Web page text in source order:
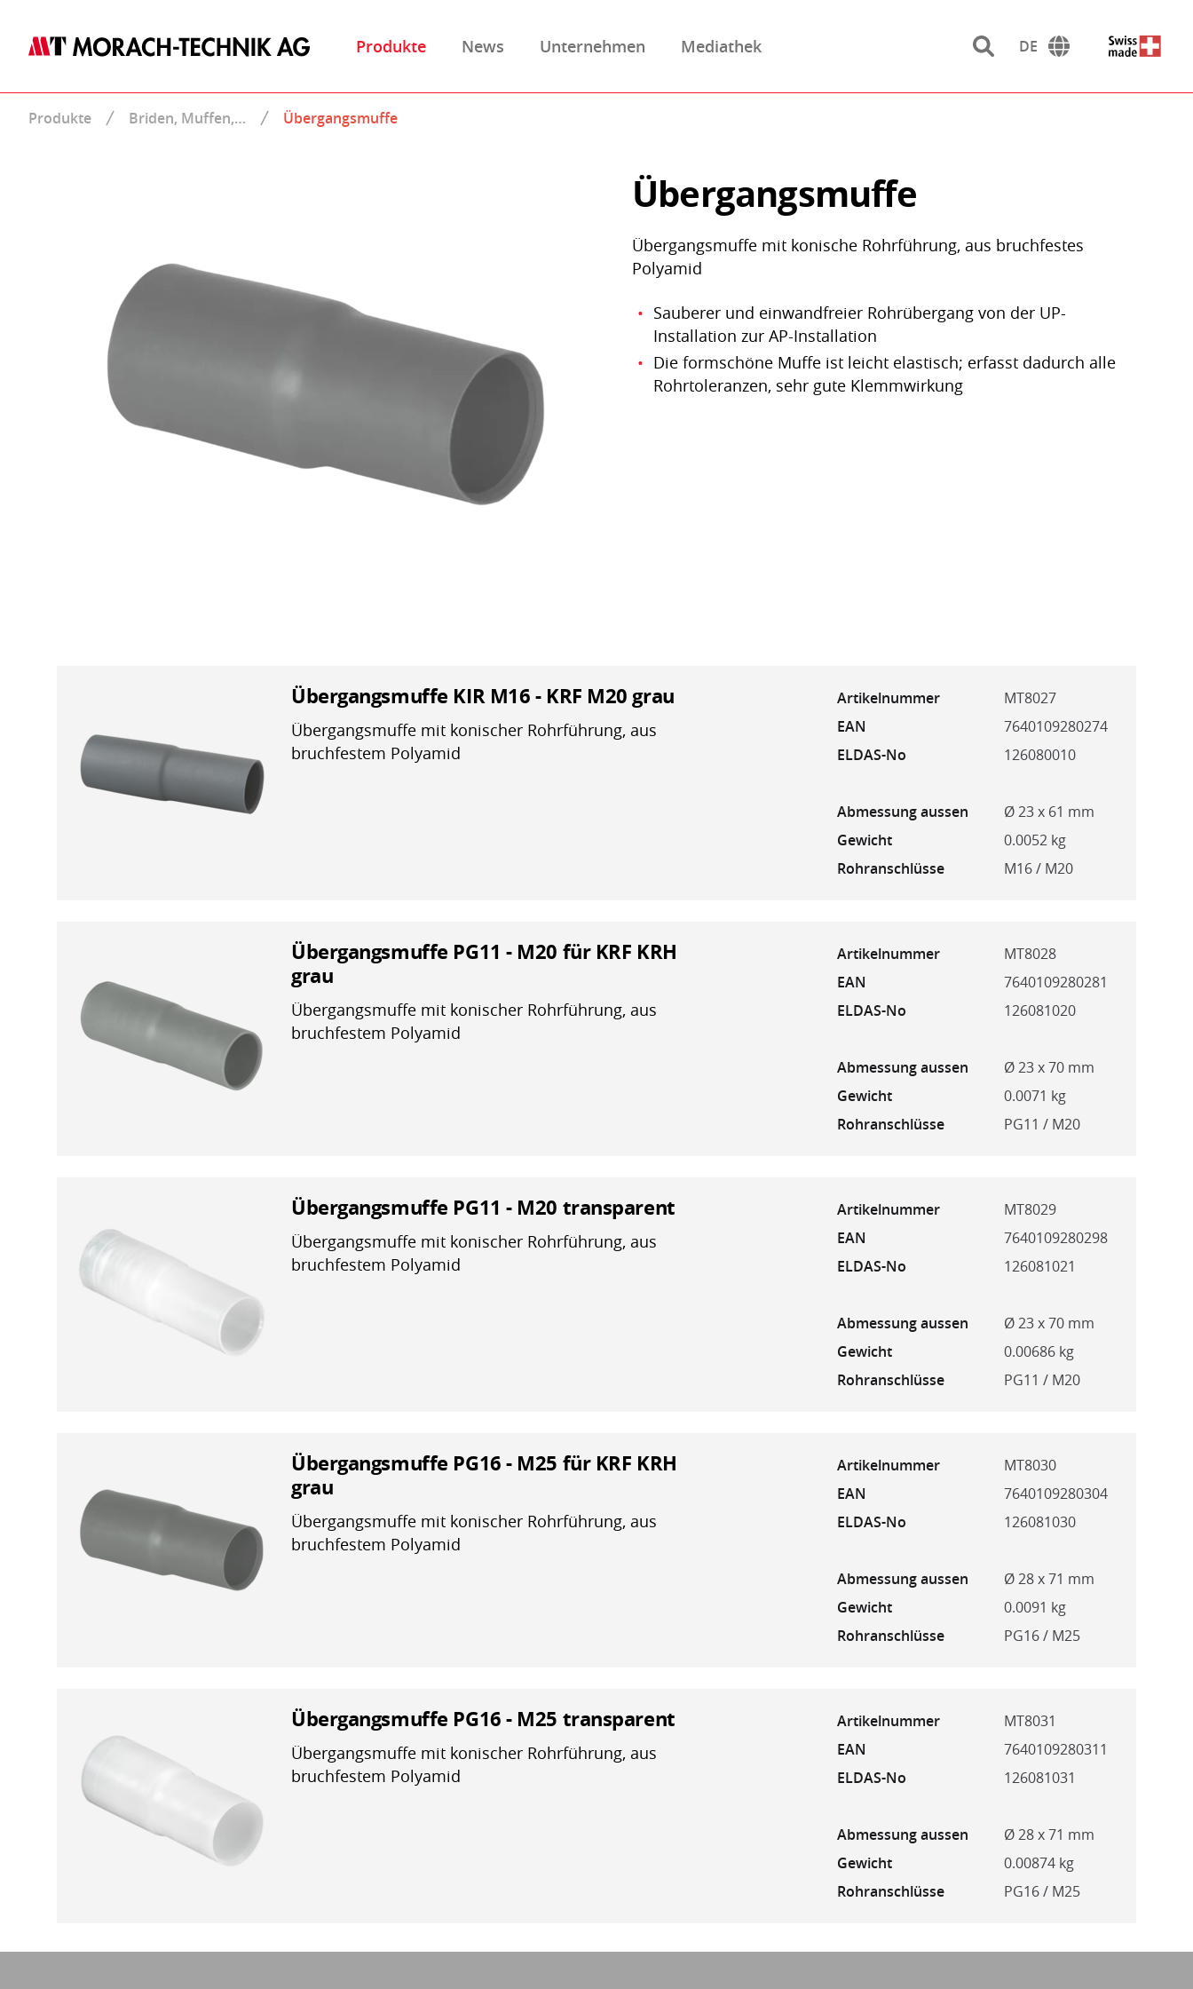
Produkte News Unternehmen Mediathek DE
Produkte Briden, Muffen,… Übergangsmuffe
Übergangsmuffe
Übergangsmuffe mit konische Rohrführung, aus bruchfestes
Polyamid
Sauberer und einwandfreier Rohrübergang von der UP-
Installation zur AP-Installation
Die formschöne Muffe ist leicht elastisch; erfasst dadurch alle
Rohrtoleranzen, sehr gute Klemmwirkung
Übergangsmuffe KIR M16 - KRF M20 grau
Übergangsmuffe mit konischer Rohrführung, aus
bruchfestem Polyamid
Artikelnummer
MT8027
EAN
7640109280274
ELDAS-No
126080010
Abmessung aussen
Ø 23 x 61 mm
Gewicht
0.0052 kg
Rohranschlüsse
M16 / M20
Übergangsmuffe PG11 - M20 für KRF KRH
grau
Übergangsmuffe mit konischer Rohrführung, aus
bruchfestem Polyamid
Artikelnummer
MT8028
EAN
7640109280281
ELDAS-No
126081020
Abmessung aussen
Ø 23 x 70 mm
Gewicht
0.0071 kg
Rohranschlüsse
PG11 / M20
Übergangsmuffe PG11 - M20 transparent
Übergangsmuffe mit konischer Rohrführung, aus
bruchfestem Polyamid
Artikelnummer
MT8029
EAN
7640109280298
ELDAS-No
126081021
Abmessung aussen
Ø 23 x 70 mm
Gewicht
0.00686 kg
Rohranschlüsse
PG11 / M20
Übergangsmuffe PG16 - M25 für KRF KRH
grau
Übergangsmuffe mit konischer Rohrführung, aus
bruchfestem Polyamid
Artikelnummer
MT8030
EAN
7640109280304
ELDAS-No
126081030
Abmessung aussen
Ø 28 x 71 mm
Gewicht
0.0091 kg
Rohranschlüsse
PG16 / M25
Übergangsmuffe PG16 - M25 transparent
Übergangsmuffe mit konischer Rohrführung, aus
bruchfestem Polyamid
Artikelnummer
MT8031
EAN
7640109280311
ELDAS-No
126081031
Abmessung aussen
Ø 28 x 71 mm
Gewicht
0.00874 kg
Rohranschlüsse
PG16 / M25